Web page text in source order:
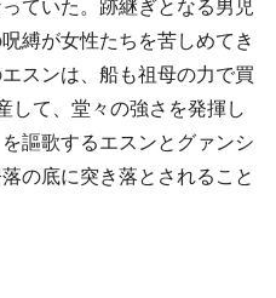
縛が女性たちを苦しめてき
スンは、船も祖母の力で買
して、堂々の強さを発揮し
謳歌するエスンとグァンシ
の底に突き落とされること